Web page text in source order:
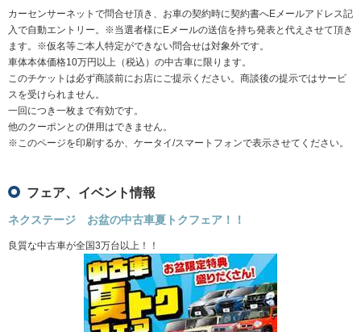
カーセンサーネットで問合せ頂き、お車の契約時に契約書へEメールアドレス記
入で自動エントリー。※当選者様にEメールの送信を持ち発表と代えさせて頂き
ます。※仮名等ご本人特定ができない問合せは対象外です。
車体本体価格10万円以上（税込）の中古車に限ります。
このチケットは必ず商談前にお店にご提示ください。商談後の提示ではサービ
スを受けられません。
一回につき一枚まで有効です。
他のクーポンとの併用はできません。
※このページを印刷するか、ケータイ/スマートフォンで表示させてください。
フェア、イベント情報
ネクステージ お盆の中古車夏トクフェア！！
良質な中古車が全国3万台以上！！